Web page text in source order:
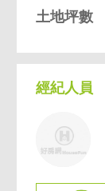
土地坪數
經紀人員